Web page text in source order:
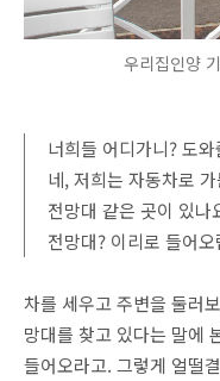
우리집인양
너희들 어디가니? 도와
네, 저희는 자동차로
전망대 같은 곳이 있나
전망대? 이리로 들어
차를 세우고 주변을 둘러
망대를 찾고 있다는 말에
들어오라고. 그렇게 얼떨